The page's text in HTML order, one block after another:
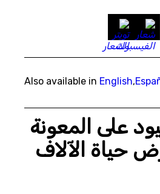
Also available in English,
على المعونة
حياة الآلاف